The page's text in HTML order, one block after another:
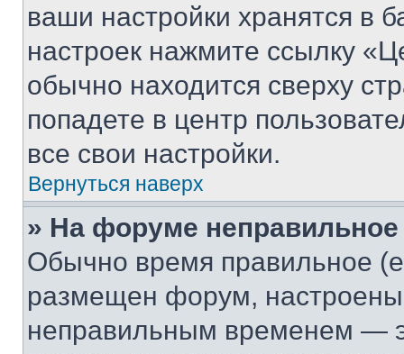
ваши настройки хранятся в
настроек нажмите ссылку
обычно находится сверху
попадете в центр
все свои настройки.
Вернуться наверх
» На форуме
Обычно время правильное
размещен форум, настроены
неправильным временем —